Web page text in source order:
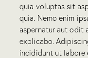
quia voluptas sit
quia. Nemo enim
aspernatur aut odit
explicabo.
incididunt ut labore